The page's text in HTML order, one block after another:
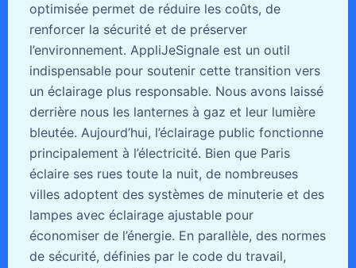
optimisée permet de réduire les coûts, de
renforcer la sécurité et de préserver
l’environnement. AppliJeSignale est un outil
indispensable pour soutenir cette transition vers
un éclairage plus responsable. Nous avons laissé
derrière nous les lanternes à gaz et leur lumière
bleutée. Aujourd’hui, l’éclairage public fonctionne
principalement à l’électricité. Bien que Paris
éclaire ses rues toute la nuit, de nombreuses
villes adoptent des systèmes de minuterie et des
lampes avec éclairage ajustable pour
économiser de l’énergie. En parallèle, des normes
de sécurité, définies par le code du travail,